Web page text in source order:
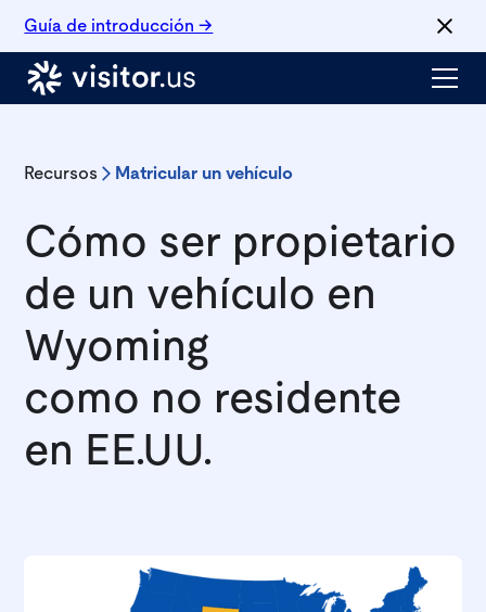
Guía de introducción →
Recursos Matricular un vehículo
Cómo ser propietario
de un vehículo en
Wyoming
como no residente
en EE.UU.